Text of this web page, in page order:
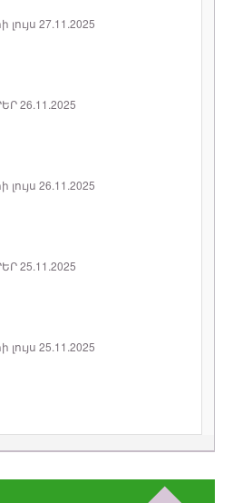
լույս 27.11.2025
26.11.2025
լույս 26.11.2025
25.11.2025
լույս 25.11.2025